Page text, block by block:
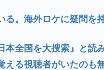
。海外ロケに疑問を
本全国を大捜索』と読
える視聴者がいたのも